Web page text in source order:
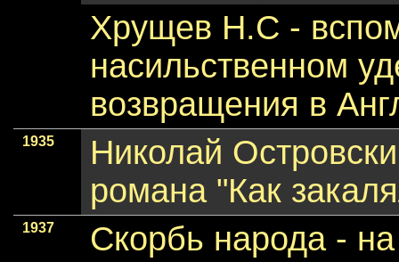
Хрущев Н.С -
насильственном
возвращения в
1935
Николай
романа "Как
1937
Cкорбь народа -